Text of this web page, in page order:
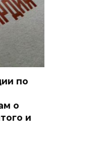
по
о
и